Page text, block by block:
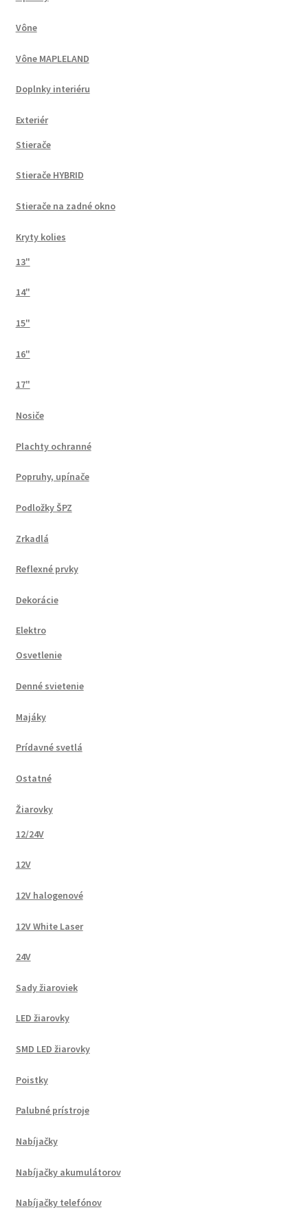
Vône
Vône MAPLELAND
Doplnky interiéru
Exteriér
Stierače
Stierače HYBRID
Stierače na zadné okno
Kryty kolies
13"
14"
15"
16"
17"
Nosiče
Plachty ochranné
Popruhy, upínače
Podložky ŠPZ
Zrkadlá
Reflexné prvky
Dekorácie
Elektro
Osvetlenie
Denné svietenie
Majáky
Prídavné svetlá
Ostatné
Žiarovky
12/24V
12V
12V halogenové
12V White Laser
24V
Sady žiaroviek
LED žiarovky
SMD LED žiarovky
Poistky
Palubné prístroje
Nabíjačky
Nabíjačky akumulátorov
Nabíjačky telefónov